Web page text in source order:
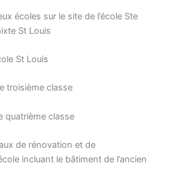
écoles sur le site de l’école Ste
St Louis
St Louis
troisième classe
quatrième classe
de rénovation et de
incluant le bâtiment de l’ancien